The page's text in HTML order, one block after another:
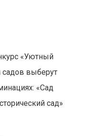
«Уютный
садов выберут
«Сад
сад»